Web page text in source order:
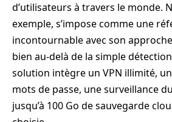
d’utilisateurs à travers le monde.
exemple, s’impose comme une
incontournable avec son
bien au-delà de la simple
solution intègre un VPN illimité,
mots de passe, une surveillance
jusqu’à 100 Go de sauvegarde